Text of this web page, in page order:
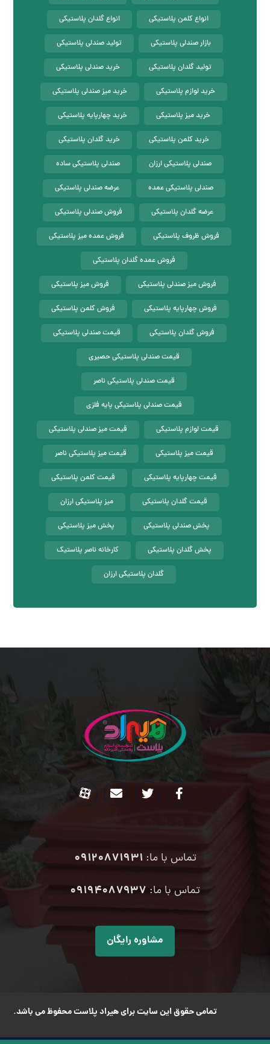
انواع کلمن پلاستیکی انواع گلدان پلاستیکی
بازار صندلی پلاستیکی تولید صندلی پلاستیکی
تولید گلدان پلاستیکی خرید صندلی پلاستیکی
خرید لوازم پلاستیکی خرید میز صندلی پلاستیکی
خرید میز پلاستیکی خرید چهارپایه پلاستیکی
خرید کلمن پلاستیکی خرید گلدان پلاستیکی
صندلی پلاستیکی ارزان صندلی پلاستیکی ساده
صندلی پلاستیکی عمده عرضه صندلی پلاستیکی
عرضه گلدان پلاستیکی فروش صندلی پلاستیکی
فروش ظروف پلاستیکی فروش عمده میز پلاستیکی
فروش عمده گلدان پلاستیکی
فروش میز صندلی پلاستیکی فروش میز پلاستیکی
فروش چهارپایه پلاستیکی فروش کلمن پلاستیکی
فروش گلدان پلاستیکی قیمت صندلی پلاستیکی
قیمت صندلی پلاستیکی حصیری
قیمت صندلی پلاستیکی ناصر
قیمت صندلی پلاستیکی پایه فلزی
قیمت لوازم پلاستیکی قیمت میز صندلی پلاستیکی
قیمت میز پلاستیکی قیمت میز پلاستیکی ناصر
قیمت چهارپایه پلاستیکی قیمت کلمن پلاستیکی
قیمت گلدان پلاستیکی میز پلاستیکی ارزان
پخش صندلی پلاستیکی پخش میز پلاستیکی
پخش گلدان پلاستیکی کارخانه ناصر پلاستیک
گلدان پلاستیکی ارزان
تماس با ما:09120871931
تماس با ما: ۰۹۱۹۴۰۸۷۹۳۷
مشاوره رایگان
تمامی حقوق این سایت برای هیراد پلاست محفوظ می باشد.